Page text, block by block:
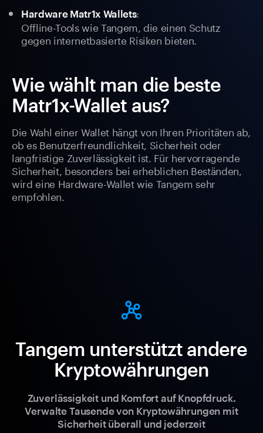
Hardware Matr1x Wallets:
Offline-Tools wie Tangem, die einen Schutz
gegen internetbasierte Risiken bieten.
Wie wählt man die beste
Matr1x-Wallet aus?
Die Wahl einer Wallet hängt von Ihren Prioritäten ab,
ob es Benutzerfreundlichkeit, Sicherheit oder
langfristige Zuverlässigkeit ist. Für hervorragende
Sicherheit, besonders bei erheblichen Beständen,
wird eine Hardware-Wallet wie Tangem sehr
empfohlen.
Tangem unterstützt andere
Kryptowährungen
Zuverlässigkeit und Komfort auf Knopfdruck.
Verwalte Tausende von Kryptowährungen mit
Sicherheit überall und jederzeit